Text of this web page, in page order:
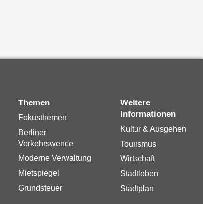
Themen
Fokusthemen
Berliner
Verkehrswende
Moderne Verwaltung
Mietspiegel
Grundsteuer
Weitere
Informationen
Kultur & Ausgehen
Tourismus
Wirtschaft
Stadtleben
Stadtplan